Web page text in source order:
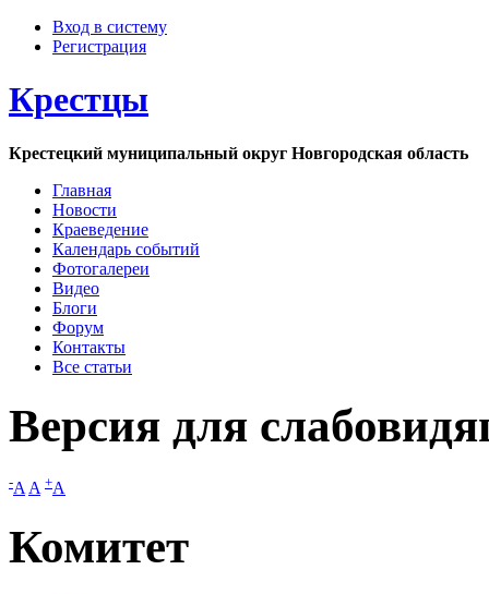
Вход в систему
Регистрация
Крестцы
Крестецкий муниципальный округ Новгородская область
Главная
Новости
Краеведение
Календарь событий
Фотогалереи
Видео
Блоги
Форум
Контакты
Все статьи
Версия для
-A A +A
Комитет